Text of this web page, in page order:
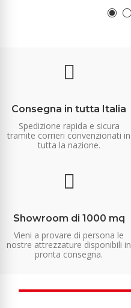
Consegna in tutta Italia
Spedizione rapida e sicura
tramite corrieri convenzionati in
tutta la nazione.
Showroom di 1000 mq
Vieni a provare di persona le
nostre attrezzature disponibili in
pronta consegna.